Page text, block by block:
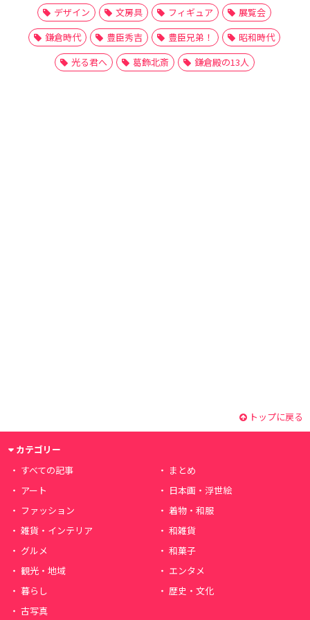
デザイン
文房具 フィギュア
展覧会
鎌倉時代
豊臣秀吉 豊臣兄弟！
昭和時代
光る君へ
葛飾北斎 鎌倉殿の13人
トップに戻る
カテゴリー
すべての記事
まとめ
アート
日本画・浮世絵
ファッション
着物・和服
雑貨・インテリア
和雑貨
グルメ
和菓子
観光・地域
エンタメ
暮らし
歴史・文化
古写真